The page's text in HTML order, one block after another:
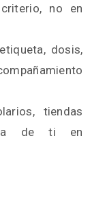
no en
dosis,
tiendas
de ti en